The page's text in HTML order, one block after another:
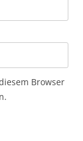
Browser